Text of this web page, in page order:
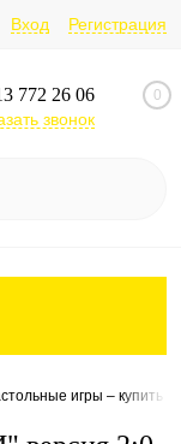
Вход Регистрация
772 26 06
звонок
0
игры – купить